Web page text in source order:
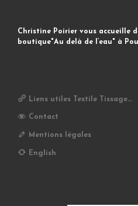
Christine Poirier vous accueille
boutique"Au delà de l’eau" à
Liens utiles Textile Tissage…
Contact
Mentions légales
English